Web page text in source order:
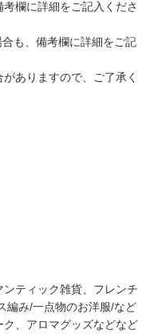
欄に詳細をご記入くださ
も、備考欄に詳細をご記
ありますので、ご了承く
ティック雑貨、フレンチ
編み/一点物のお洋服/など
、アロマグッズなどなど